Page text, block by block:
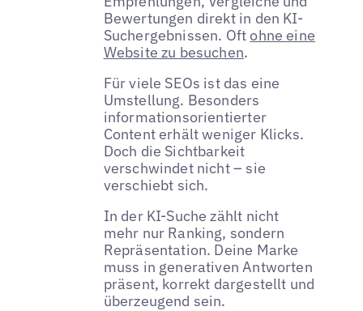
Bewertungen direkt in den KI-
Suchergebnissen. Oft ohne eine
Website zu besuchen.
Für viele SEOs ist das eine
Umstellung. Besonders
informationsorientierter
Content erhält weniger Klicks.
Doch die Sichtbarkeit
verschwindet nicht – sie
verschiebt sich.
In der KI-Suche zählt nicht
mehr nur Ranking, sondern
Repräsentation. Deine Marke
muss in generativen Antworten
präsent, korrekt dargestellt und
überzeugend sein.